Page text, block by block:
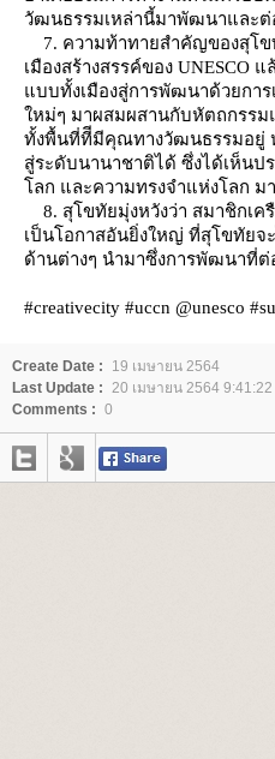
วัฒนธรรมเหล่านี้มาพัฒนาและต่
7. ความท้าทายสำคัญของสุโข
เมืองสร้างสรรค์ของ UNESCO
บบทั้งเมืองสู่การพัฒนาด้วยการ
หม่ๆ มาผสมผสานกับหัตถกรร
ทั้งพื้นที่ทีีมีคุณทางวัฒนธรรมอยู่
สู่ระดับนานาชาติได้ ซึ่งได้เห็นป
ลก และความทรงจำแห่งโลก ม
8. สุโขทัยมุ่งหวังว่า สมาชิกเค
เป็นโอกาสอันยิ่งใหญ่ ที่สุโขทัยจ
ด้านต่างๆ นำมาซึ่งการพัฒนาที่
#creativecity #uccn @unesco
Create Date :
19 เมษายน 2564
Last Update : 20 เมษายน 2564 9:41:22
Comments : 0